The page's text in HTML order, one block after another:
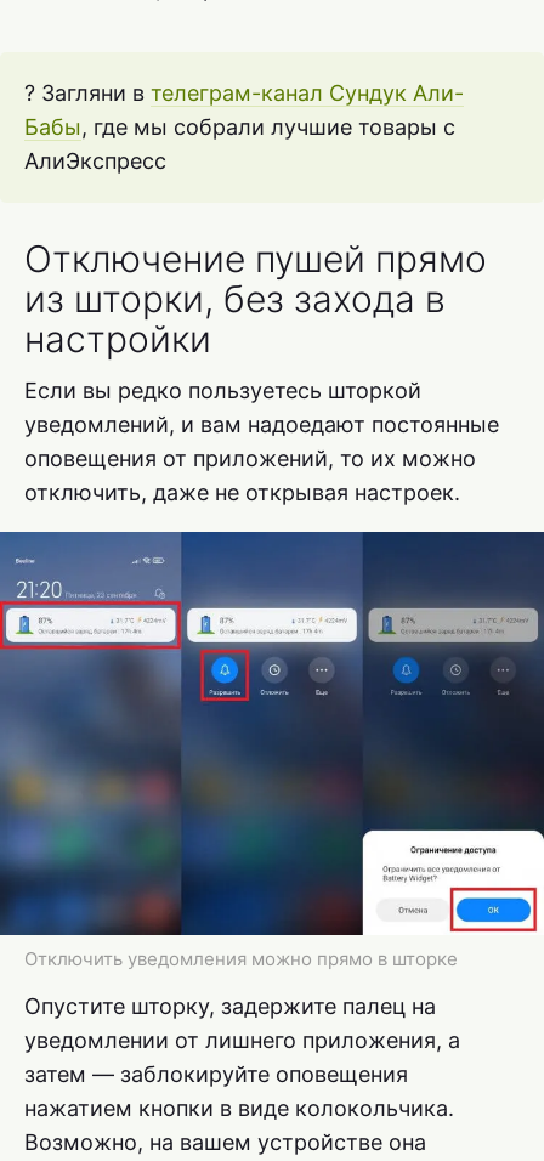
? Загляни в телеграм-канал Сундук Али-
Бабы, где мы собрали лучшие товары с
АлиЭкспресс
Отключение пушей прямо
из шторки, без захода в
настройки
Если вы редко пользуетесь шторкой
уведомлений, и вам надоедают постоянные
оповещения от приложений, то их можно
отключить, даже не открывая настроек.
Отключить уведомления можно прямо в шторке
Опустите шторку, задержите палец на
уведомлении от лишнего приложения, а
затем — заблокируйте оповещения
нажатием кнопки в виде колокольчика.
Возможно, на вашем устройстве она